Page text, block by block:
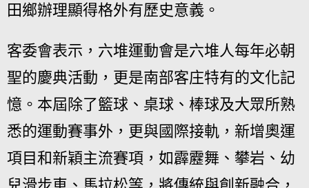
田鄉辦理顯得格外有歷史意義。
客委會表示，六堆運動會是六堆人每年必朝
聖的慶典活動，更是南部客庄特有的文化記
憶。本屆除了籃球、桌球、棒球及大眾所熟
悉的運動賽事外，更與國際接軌，新增奧運
項目和新穎主流賽項，如霹靂舞、攀岩、幼